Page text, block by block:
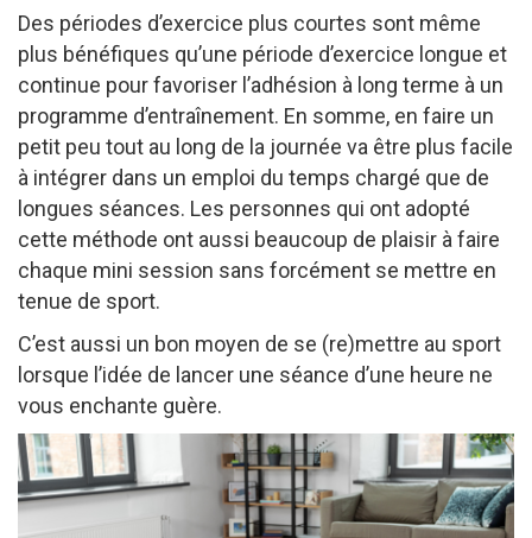
Des périodes d’exercice plus courtes sont même
plus bénéfiques qu’une période d’exercice longue et
continue pour favoriser l’adhésion à long terme à un
programme d’entraînement. En somme, en faire un
petit peu tout au long de la journée va être plus facile
à intégrer dans un emploi du temps chargé que de
longues séances. Les personnes qui ont adopté
cette méthode ont aussi beaucoup de plaisir à faire
chaque mini session sans forcément se mettre en
tenue de sport.
C’est aussi un bon moyen de se (re)mettre au sport
lorsque l’idée de lancer une séance d’une heure ne
vous enchante guère.